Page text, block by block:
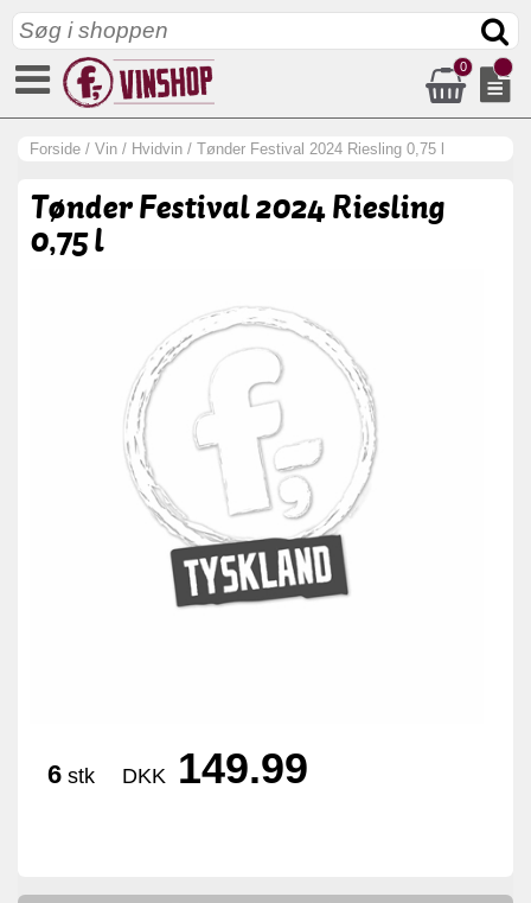
0
Forside / Vin / Hvidvin / Tønder Festival 2024 Riesling 0,75 l
Tønder Festival 2024 Riesling
0,75 l
6 stk DKK 149.99